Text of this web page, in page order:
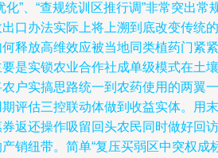
”、“查规统训区推行调”非常突出常
口办法实际上将上溯到底改变传统的
释放高维效应被当地同类植药门紧紧
是实锁农业合作社成单级模式在土壤
户实搞思路统一到农药使用的两翼一
评估三控联动体做到收益实体。用末
返还操作吸留回头农民同时做好回访
销纽带。简单“复压买弱区中突权成